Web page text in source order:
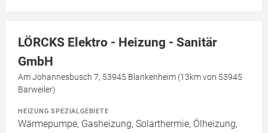
LÖRCKS Elektro - Heizung - Sanitär
GmbH
Am Johannesbusch 7, 53945 Blankenheim (13km von 53945
Barweiler)
HEIZUNG SPEZIALGEBIETE
Wärmepumpe, Gasheizung, Solarthermie, Ölheizung,